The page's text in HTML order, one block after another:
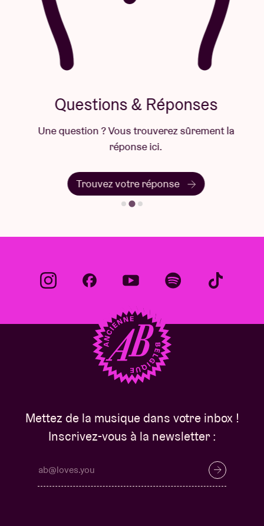
Questions & Réponses
Une question ? Vous trouverez sûrement la
réponse ici.
Trouvez votre réponse
Mettez de la musique dans votre inbox !
Inscrivez-vous à la newsletter :